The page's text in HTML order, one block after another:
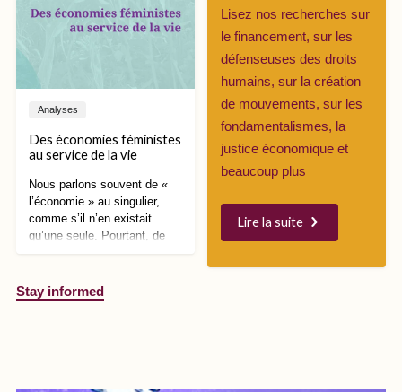
surveillance over refugees,
took over social media,
demanding even stricter
measures.
Analyses
Des économies féministes
au service de la vie
Nous parlons souvent de «
l’économie » au singulier,
comme s’il n’en existait
qu’une seule. Pourtant, de
vivre, de travailler, de
prendre soin les un·es des
Lisez nos recherches sur
le financement, sur les
défenseuses des droits
humains, sur la création
de mouvements, sur les
fondamentalismes, la
justice économique et
beaucoup plus
Lire la suite
Stay informed